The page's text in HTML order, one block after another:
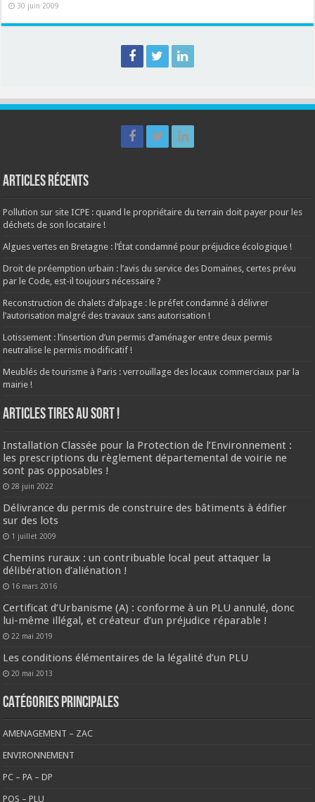
30 juin 2009
Articles récents
Pollution sur site ICPE : quand le propriétaire du terrain doit payer pour les
déchets de son locataire !
Algues vertes en Bretagne : l’État condamné pour préjudice écologique !
Droit de préemption urbain : l’avis du service des Domaines, certes prévu
par le Code, est-il toujours nécessaire ?
Reconstruction de chalets d’alpage : le préfet condamné à délivrer
l’autorisation malgré des travaux sans autorisation !
Lotissement : l’insertion d’un permis d’aménager entre deux permis
neutralise le permis modificatif !
Meublés de tourisme à Paris : verrouillage des locaux commerciaux par la
mairie !
ARTICLES TIRES AU SORT !
Installation Classée pour la Protection de l’Environnement :
les prescriptions du règlement départemental de voirie ne
sont pas opposables !
28 juin 2022
Délivrance du permis de construire des bâtiments à édifier
sur des lots
1 juillet 2009
Chemins ruraux : un contribuable local peut attaquer la
délibération d’aliénation !
16 mars 2016
Certificat d’Urbanisme (A) : conforme à un PLU annulé, donc
lui-même illégal, et créateur d’un préjudice réparable !
22 mai 2019
Les conditions élémentaires de la légalité d’un PLU
20 mai 2013
CATÉGORIES PRINCIPALES
AMENAGEMENT – ZAC
ENVIRONNEMENT
PC – PA – DP
POS – PLU